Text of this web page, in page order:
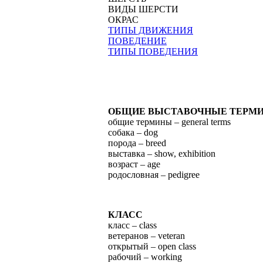
ВИДЫ ШЕРСТИ
ОКРАС
ТИПЫ ДВИЖЕНИЯ
ПОВЕДЕНИЕ
ТИПЫ ПОВЕДЕНИЯ
ОБЩИЕ ВЫСТАВОЧНЫЕ
общие термины – general terms
собака – dog
порода – breed
выставка – show, exhibition
возраст – age
родословная – pedigree
КЛАСС
класс – class
ветеранов – veteran
открытый – open class
рабочий – working